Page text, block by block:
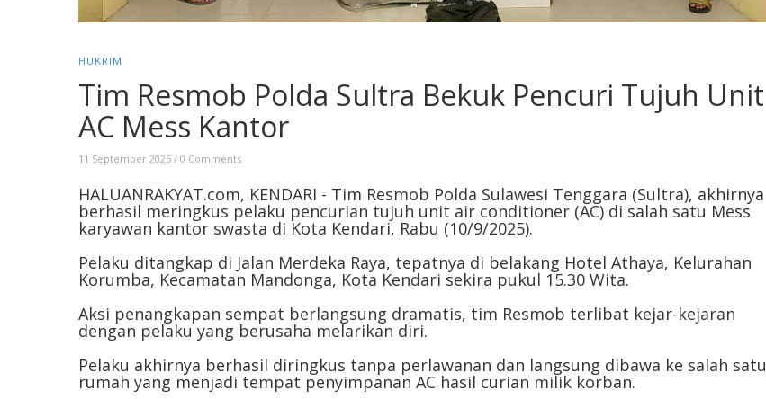
HUKRIM
Tim Resmob Polda Sultra Bekuk Pencuri Tujuh Unit
AC Mess Kantor
11 September 2025 / 0 Comments
HALUANRAKYAT.com, KENDARI - Tim Resmob Polda Sulawesi Tenggara (Sultra), akhirnya
berhasil meringkus pelaku pencurian tujuh unit air conditioner (AC) di salah satu Mess
karyawan kantor swasta di Kota Kendari, Rabu (10/9/2025).
Pelaku ditangkap di Jalan Merdeka Raya, tepatnya di belakang Hotel Athaya, Kelurahan
Korumba, Kecamatan Mandonga, Kota Kendari sekira pukul 15.30 Wita.
Aksi penangkapan sempat berlangsung dramatis, tim Resmob terlibat kejar-kejaran
dengan pelaku yang berusaha melarikan diri.
Pelaku akhirnya berhasil diringkus tanpa perlawanan dan langsung dibawa ke salah satu
rumah yang menjadi tempat penyimpanan AC hasil curian milik korban.